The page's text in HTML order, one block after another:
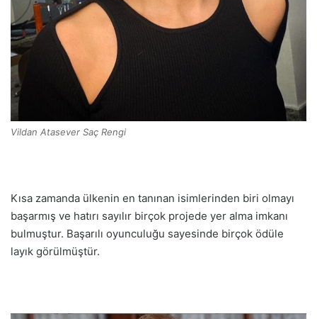
Vildan Atasever Saç Rengi
Kısa zamanda ülkenin en tanınan isimlerinden biri olmayı
başarmış ve hatırı sayılır birçok projede yer alma imkanı
bulmuştur. Başarılı oyunculuğu sayesinde birçok ödüle
layık görülmüştür.